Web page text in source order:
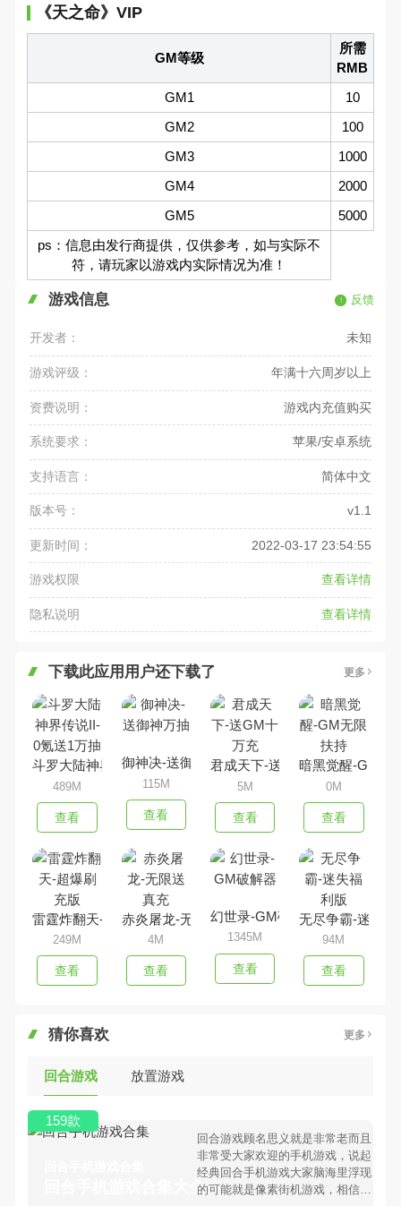
《天之命》VIP
GM等级
所需
RMB
GM1
10
GM2
100
GM3
1000
GM4
2000
GM5
5000
ps：信息由发行商提供，仅供参考，如与实际不
符，请玩家以游戏内实际情况为准！
游戏信息 反馈
开发者： 未知
游戏评级： 年满十六周岁以上
资费说明： 游戏内充值购买
系统要求： 苹果/安卓系统
支持语言： 简体中文
版本号： v1.1
更新时间： 2022-03-17 23:54:55
游戏权限 查看详情
隐私说明 查看详情
下载此应用用户还下载了 更多
斗罗大陆神界传说II-0氪送1万抽
489M
查看
御神决-送御神万抽
115M
查看
君成天下-送GM十万充
5M
查看
暗黑觉醒-GM无
0M
查看
雷霆炸翻天-超爆刷充版
249M
查看
赤炎屠龙-无限送真充
4M
查看
幻世录-GM破解器
1345M
查看
无尽争霸-迷失福
94M
查看
猜你喜欢 更多
回合游戏 放置游戏
回合手机游戏合集大全 >
回合游戏顾名思义就是非常老而且
非常受大家欢迎的手机游戏，说起
经典回合手机游戏大家脑海里浮现
的可能就是像素街机游戏，相信很
159款